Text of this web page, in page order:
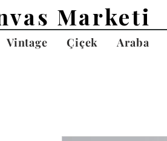
Marketi
Vintage Çiçek Araba